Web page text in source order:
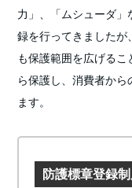
力」、「ムシューダ
録を行ってきました
も保護範囲を広げる
ら保護し、消費者か
ます。
防護標章登録